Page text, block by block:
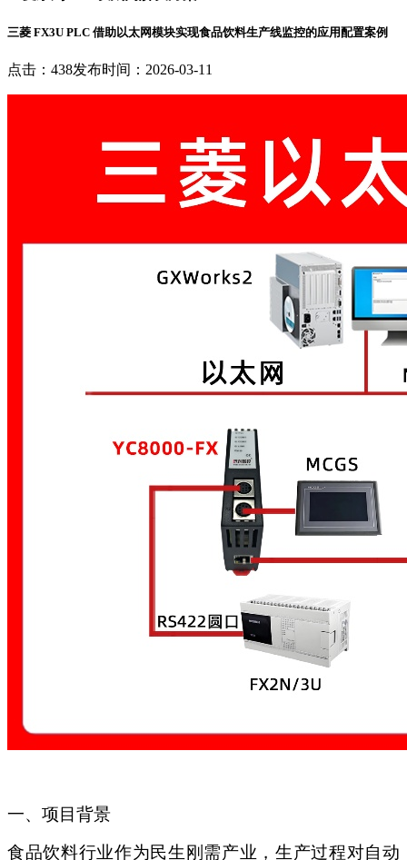
三菱 FX3U PLC 借助以太网模块实现食品饮料生产线监控的应用配置案例
点击：438发布时间：2026-03-11
一、项目背景
食品饮料行业作为民生刚需产业，生产过程对自动